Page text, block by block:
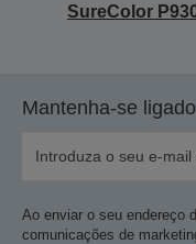
SureColor
Mantenha-se
Ao enviar o seu endereço
comunicações de